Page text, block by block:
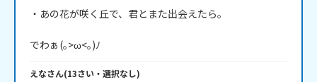
・あの花が咲く丘で、君とまた出会えたら。
でわぁ(｡>ω<｡)ﾉ
えなさん(13さい・ 選択なし)